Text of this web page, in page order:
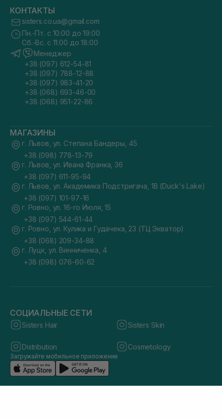
КОНТАКТЫ
sisters.co.ua@gmail.com
Пн.-Пт. с 10:00 до 19:00
Сб.-Вс. с 11:00 до 18:00
Менеджер
+38 (097) 612-54-81
+38 (097) 788-12-88
+38 (097) 983-41-20
+38 (068) 693-46-00
+38 (068) 951-22-86
МАГАЗИНЫ
г. Львов, ул. Степана Бандеры, 45
+38 (098) 778-13-79
г. Львов, ул. Ивана Франка, 36
+38 (097) 611-95-94
г. Львов, ул. Академика Подстригача, 1В (Duck's Lake)
+38 (097) 101-97-16
г. Ровно, ул. 16-го Июля, 15
+38 (097) 544-61-44
г. Ровно, ул. Кулика и Гудачека, 23 (ТЦ Экватор)
+38 (068) 209-34-88
г. Луцк, ул. Винниченка, 4
+38 (098) 076-60-62
СОЦИАЛЬНЫЕ СЕТИ
Sisters Hair Sisters Skin
Distribution Cosmetology
Загружайте мобильное приложение